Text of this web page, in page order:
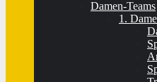
Damen-Teams
1.